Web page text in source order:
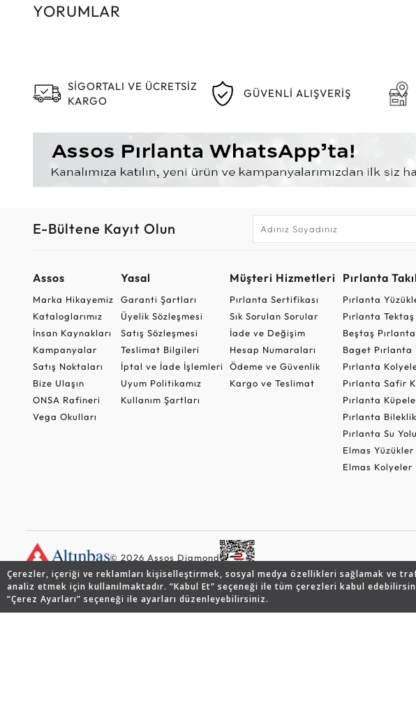
Çerezler, içeriği ve reklamları kişiselleştirmek, sosyal medya özellikleri sağlamak ve
analiz etmek için kullanılmaktadır. “Kabul Et” seçeneği ile tüm çerezleri kabul
“Çerez Ayarları” seçeneği ile ayarları düzenleyebilirsiniz.
YORUMLAR
SİGORTALI VE ÜCRETSİZ
KARGO
GÜVENLİ ALIŞVERİŞ
E-Bültene Kayıt Olun
Assos
Marka Hikayemiz
Kataloglarımız
İnsan Kaynakları
Kampanyalar
Satış Noktaları
Bize Ulaşın
ONSA Rafineri
Vega Okulları
Yasal
Garanti Şartları
Üyelik Sözleşmesi
Satış Sözleşmesi
Teslimat Bilgileri
İptal ve İade İşlemleri
Uyum Politikamız
Kullanım Şartları
Müşteri Hizmetleri
Pırlanta Sertifikası
Sık Sorulan Sorular
İade ve Değişim
Hesap Numaraları
Ödeme ve Güvenlik
Kargo ve Teslimat
Pırlanta
Pırlanta
Pırlanta
Beştaş
Baget Pırlanta
Pırlanta
Pırlanta Safir
Pırlanta
Pırlanta
Pırlanta Su
Elmas Yüzükler
Elmas Kolyeler
© 2026 Assos Diamond